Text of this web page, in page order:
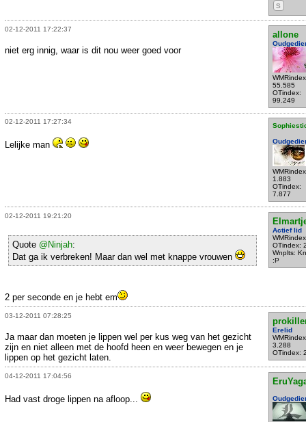
S
02-12-2011 17:22:37
allone
55.585
OTindex:
99.249
niet erg innig, waar is dit nou weer goed voor
02-12-2011 17:27:34
1.883
OTindex:
7.877
Lelijke man
02-12-2011 19:21:20
Actief lid
OTindex:
Wnplts:
:P
Quote @Ninjah:
Dat ga ik verbreken! Maar dan wel met knappe vrouwen
2 per seconde en je hebt em
03-12-2011 07:28:25
Erelid
3.288
OTindex:
Ja maar dan moeten je lippen wel per kus weg van het gezicht
zijn en niet alleen met de hoofd heen en weer bewegen en je
lippen op het gezicht laten.
04-12-2011 17:04:56
Had vast droge lippen na afloop...